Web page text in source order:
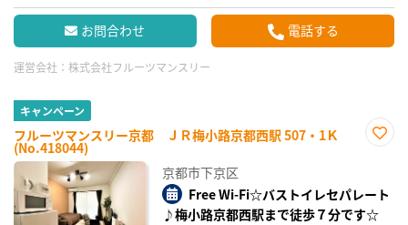
お問合わせ 電話する
運営会社： 株式会社フルーツマンスリー
キャンペーン
フルーツマンスリー京都 ＪＲ梅小路京都西駅 507・1Ｋ
(No.418044)
録
京都市下京区
Free Wi-Fi☆バストイレセパレート
♪梅小路京都西駅まで徒歩７分です☆